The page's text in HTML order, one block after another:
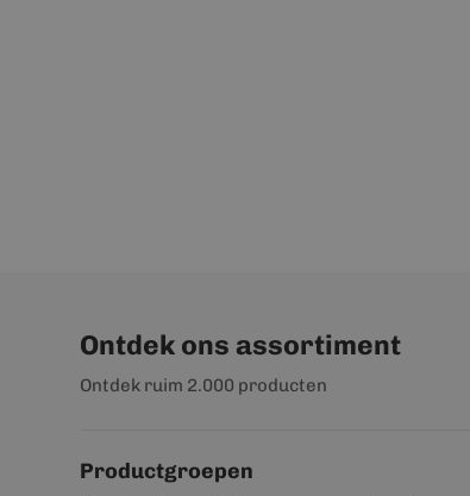
Ontdek ons assortiment
Ontdek ruim 2.000 producten
Productgroepen